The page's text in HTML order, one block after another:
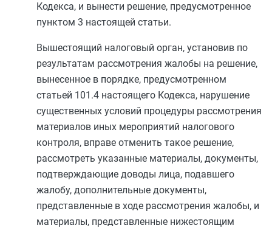
Кодекса, и вынести решение, предусмотренное
пунктом 3 настоящей статьи.
Вышестоящий налоговый орган, установив по
результатам рассмотрения жалобы на решение,
вынесенное в порядке, предусмотренном
статьей 101.4 настоящего Кодекса, нарушение
существенных условий процедуры рассмотрения
материалов иных мероприятий налогового
контроля, вправе отменить такое решение,
рассмотреть указанные материалы, документы,
подтверждающие доводы лица, подавшего
жалобу, дополнительные документы,
представленные в ходе рассмотрения жалобы, и
материалы, представленные нижестоящим